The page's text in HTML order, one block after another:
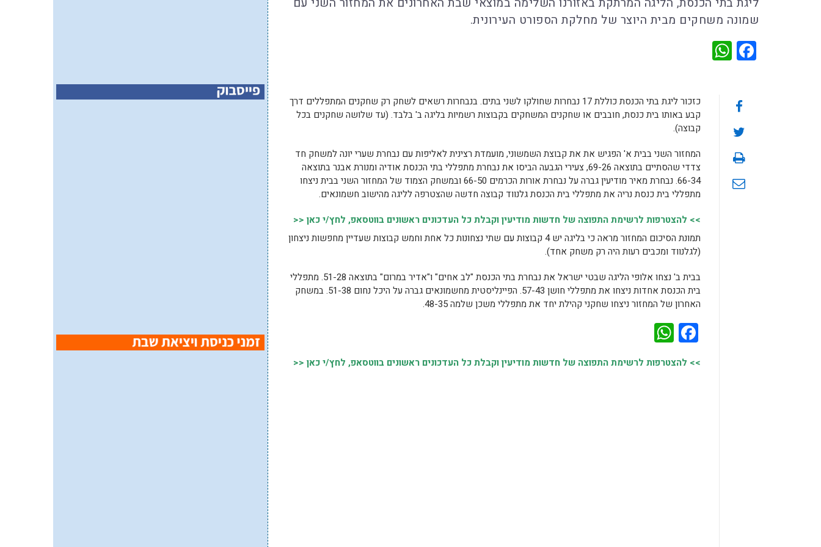
שמונה משחקים מבית היוצר של מחלקת הספורט העירונית.
Facebook
כזכור ליגת בתי הכנסת כוללת 17 נבחרות שחולקו לשני בתים. בנבחרות רשאים לשחק רק שחקנים המתפללים דרך
קבע באותו בית כנסת, חובבים או שחקנים המשחקים בקבוצות רשמיות בליגה ב' בלבד. (עד שלושה שחקנים בכל
קבוצה).
המחזור השני בבית א' הפגיש את את קבוצת השמשוני, מועמדת רצינית לאליפות עם נבחרת שערי יונה למשחק חד
צדדי שהסתיים בתוצאה 69-26, צעירי הגבעה הביסו את נבחרת מתפללי בתי הכנסת אודיה ומנורת אבנר בתוצאה
66-34. נבחרת מאיר מודיעין גברה על נבחרת אורות הכרמים 66-50 ובמשחק הצמוד של המחזור השני בבית ניצחו
מתפללי בית כנסת נריה את מתפללי בית הכנסת גלנווד קבוצה חדשה שהצטרפה לליגה מהישוב חשמונאים.
>> להצטרפות לרשימת התפוצה של חדשות מודיעין וקבלת כל העדכונים ראשונים בווטסאפ, לחץ/י כאן <<
תמונת הסיכום המחזור מראה כי בליגה יש 4 קבוצות עם שתי נצחונות כל אחת וחמש קבוצות שעדיין מחפשות ניצחון
(לגלנווד ומכבים רעות היה רק משחק אחד).
בבית ב' נצחו אלופי הליגה שבטי ישראל את נבחרת בתי הכנסת "לב אחים" ו"אדיר במרום" בתוצאה 51-28. מתפללי
בית הכנסת אחדות ניצחו את מתפללי חושן 57-43. הפיינליסטית מחשמונאים גברה על היכל נחום 51-38. במשחק
האחרון של המחזור ניצחו שחקני קהילת יחד את מתפללי משכן שלמה 48-35.
Facebook
>> להצטרפות לרשימת התפוצה של חדשות מודיעין וקבלת כל העדכונים ראשונים בווטסאפ, לחץ/י כאן <<